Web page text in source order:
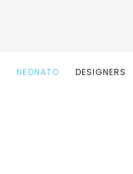
NEONATO DESIGNERS